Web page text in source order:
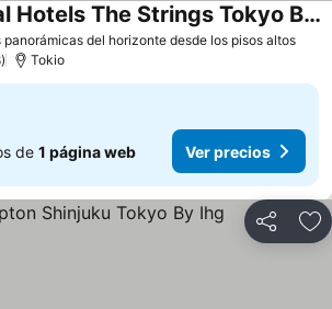
panorámicas del horizonte desde los pisos altos
Intercontinental Hotels The Strings Tokyo By Ihg
Tokio
de 1 página web Ver precios
Compartir